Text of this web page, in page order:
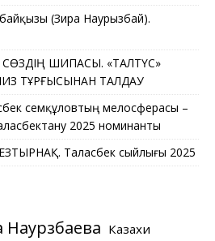
(Зира Наурызбай).
СӨЗДІҢ ШИПАСЫ. «ТАЛТҮС»
ТҰРҒЫСЫНАН ТАЛДАУ
Әсемқұловтың мелосферасы –
2025 номинанты
Таласбек сыйлығы 2025
Наурзбаева Казахи